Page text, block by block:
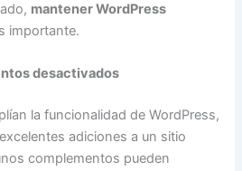
mantener WordPress
importante.
desactivados
la funcionalidad de WordPress,
adiciones a un sitio
complementos pueden